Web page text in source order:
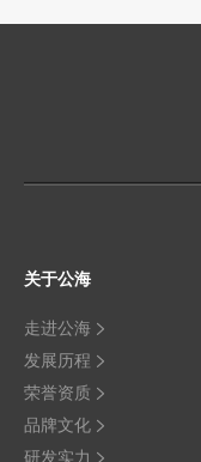
关于公海
走进公海
发展历程
荣誉资质
品牌文化
研发实力